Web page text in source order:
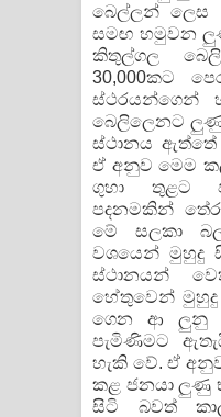
බෙල්ලන් ලෙස
සමඟ හමුවන
කිතුල්ගල
30,000කට
ස්ථරයන්ගෙන්
බෙලිලෙනට
ස්ථානය
ඒ අනුව මෙම
ගුහා තුළට
පදනමකින්
මේ සලකා
වශයෙන් මුහුදු
ස්ථානයන්
හේතුවෙන් මුහුදු
ගෙන ආ ලුනු
පැමිණිමට
හැකි වේ. ඒ
කළ ජනයා ලුණු
සිටි බවත්